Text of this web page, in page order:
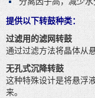
提供以下转鼓种类：
过滤用的滤网转鼓
通过过滤方法将晶体从
无孔式沉降转鼓
这种特殊设计是将悬浮
来。